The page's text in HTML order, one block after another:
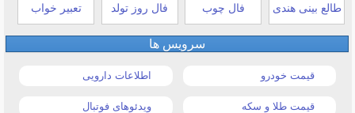
طالع بینی هندی فال چوب فال روز تولد تعبیر خواب
سرویس ها
قیمت خودرو اطلاعات دارویی
قیمت طلا و سکه ویدئوهای فوتبال